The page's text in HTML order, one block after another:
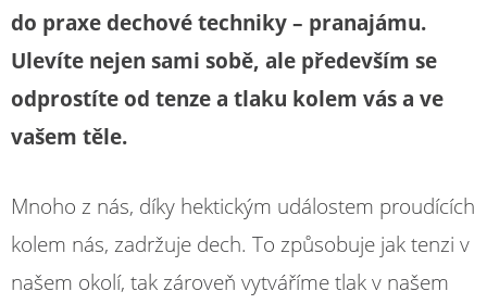
do praxe dechové techniky – pranajámu.
Ulevíte nejen sami sobě, ale především se
odprostíte od tenze a tlaku kolem vás a ve
vašem těle.
Mnoho z nás, díky hektickým událostem proudících
kolem nás, zadržuje dech. To způsobuje jak tenzi v
našem okolí, tak zároveň vytváříme tlak v našem